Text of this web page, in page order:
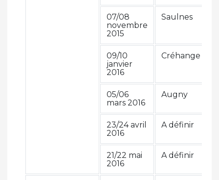
07/08
novembre
2015
Saulnes
09/10
janvier
2016
Créhange
05/06
mars 2016
Augny
23/24 avril
2016
A définir
21/22 mai
2016
A définir